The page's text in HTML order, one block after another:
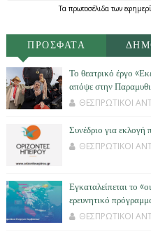
Τα πρωτοσέλιδατων
ΠΡΟΣΦΑΤΑ
Το θεατρικό έργο
απόψε στην
ΘΕΣΠΡΩΤΙΚΟΙ
Συνέδριο για εκλογή
ΘΕΣΠΡΩΤΙΚΟΙ
Εγκαταλείπεται το
ερευνητικό
ΘΕΣΠΡΩΤΙΚΟΙ